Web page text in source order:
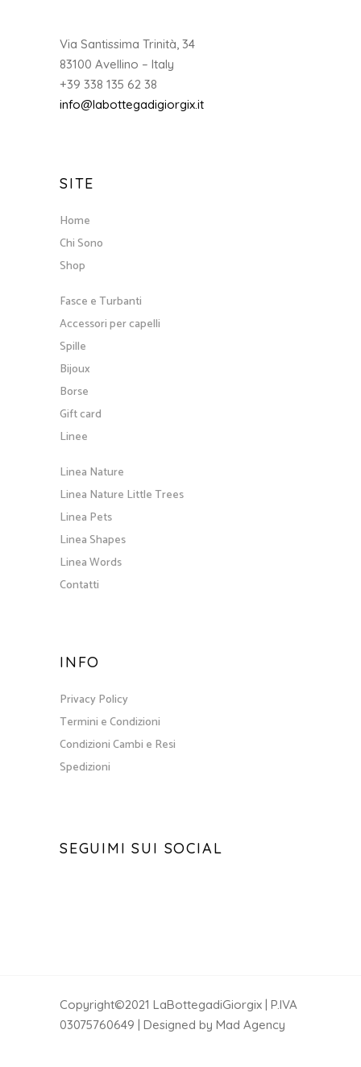
Via Santissima Trinità, 34
83100 Avellino – Italy
+39 338 135 62 38
info@labottegadigiorgix.it
SITE
Home
Chi Sono
Shop
Fasce e Turbanti
Accessori per capelli
Spille
Bijoux
Borse
Gift card
Linee
Linea Nature
Linea Nature Little Trees
Linea Pets
Linea Shapes
Linea Words
Contatti
INFO
Privacy Policy
Termini e Condizioni
Condizioni Cambi e Resi
Spedizioni
SEGUIMI SUI SOCIAL
Copyright©2021 LaBottegadiGiorgix | P.IVA
03075760649 | Designed by Mad Agency